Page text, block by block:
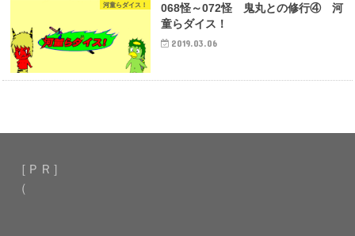
河童らダイス！
068怪～072怪 鬼丸との修行④ 河
童らダイス！
2019.03.06
［ＰＲ］
（